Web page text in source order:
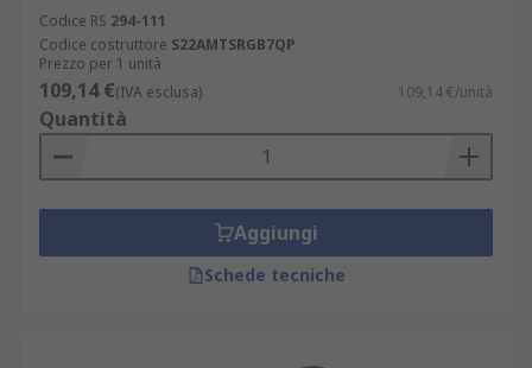
Codice RS 294-111
Codice costruttore S22AMTSRGB7QP
Prezzo per 1 unità
109,14 €(IVA esclusa) 109,14 €/unità
Quantità
Aggiungi
Schede tecniche